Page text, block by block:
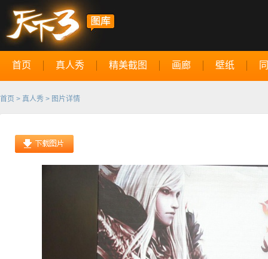
首页 真人秀 精美截图 画廊 壁纸
首页 > 真人秀 > 图片详情